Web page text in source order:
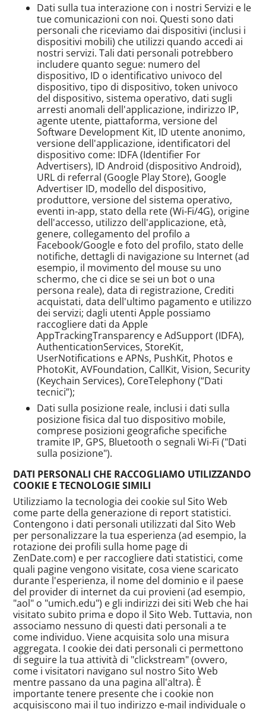
Dati sulla tua interazione con i nostri Servizi e le
tue comunicazioni con noi. Questi sono dati
personali che riceviamo dai dispositivi (inclusi i
dispositivi mobili) che utilizzi quando accedi ai
nostri servizi. Tali dati personali potrebbero
includere quanto segue: numero del
dispositivo, ID o identificativo univoco del
dispositivo, tipo di dispositivo, token univoco
del dispositivo, sistema operativo, dati sugli
arresti anomali dell'applicazione, indirizzo IP,
agente utente, piattaforma, versione del
Software Development Kit, ID utente anonimo,
versione dell'applicazione, identificatori del
dispositivo come: IDFA (Identifier For
Advertisers), ID Android (dispositivo Android),
URL di referral (Google Play Store), Google
Advertiser ID, modello del dispositivo,
produttore, versione del sistema operativo,
eventi in-app, stato della rete (Wi-Fi/4G), origine
dell'accesso, utilizzo dell'applicazione, età,
genere, collegamento del profilo a
Facebook/Google e foto del profilo, stato delle
notifiche, dettagli di navigazione su Internet (ad
esempio, il movimento del mouse su uno
schermo, che ci dice se sei un bot o una
persona reale), data di registrazione, Crediti
acquistati, data dell'ultimo pagamento e utilizzo
dei servizi; dagli utenti Apple possiamo
raccogliere dati da Apple
AppTrackingTransparency e AdSupport (IDFA),
AuthenticationServices, StoreKit,
UserNotifications e APNs, PushKit, Photos e
PhotoKit, AVFoundation, CallKit, Vision, Security
(Keychain Services), CoreTelephony (“Dati
tecnici”);
Dati sulla posizione reale, inclusi i dati sulla
posizione fisica dal tuo dispositivo mobile,
comprese posizioni geografiche specifiche
tramite IP, GPS, Bluetooth o segnali Wi-Fi ("Dati
sulla posizione").
DATI PERSONALI CHE RACCOGLIAMO UTILIZZANDO
COOKIE E TECNOLOGIE SIMILI
Utilizziamo la tecnologia dei cookie sul Sito Web
come parte della generazione di report statistici.
Contengono i dati personali utilizzati dal Sito Web
per personalizzare la tua esperienza (ad esempio, la
rotazione dei profili sulla home page di
ZenDate.com) e per raccogliere dati statistici, come
quali pagine vengono visitate, cosa viene scaricato
durante l'esperienza, il nome del dominio e il paese
del provider di internet da cui provieni (ad esempio,
"aol" o "umich.edu") e gli indirizzi dei siti Web che hai
visitato subito prima e dopo il Sito Web. Tuttavia, non
associamo nessuno di questi dati personali a te
come individuo. Viene acquisita solo una misura
aggregata. I cookie dei dati personali ci permettono
di seguire la tua attività di "clickstream" (ovvero,
come i visitatori navigano sul nostro Sito Web
mentre passano da una pagina all'altra). È
importante tenere presente che i cookie non
acquisiscono mai il tuo indirizzo e-mail individuale o